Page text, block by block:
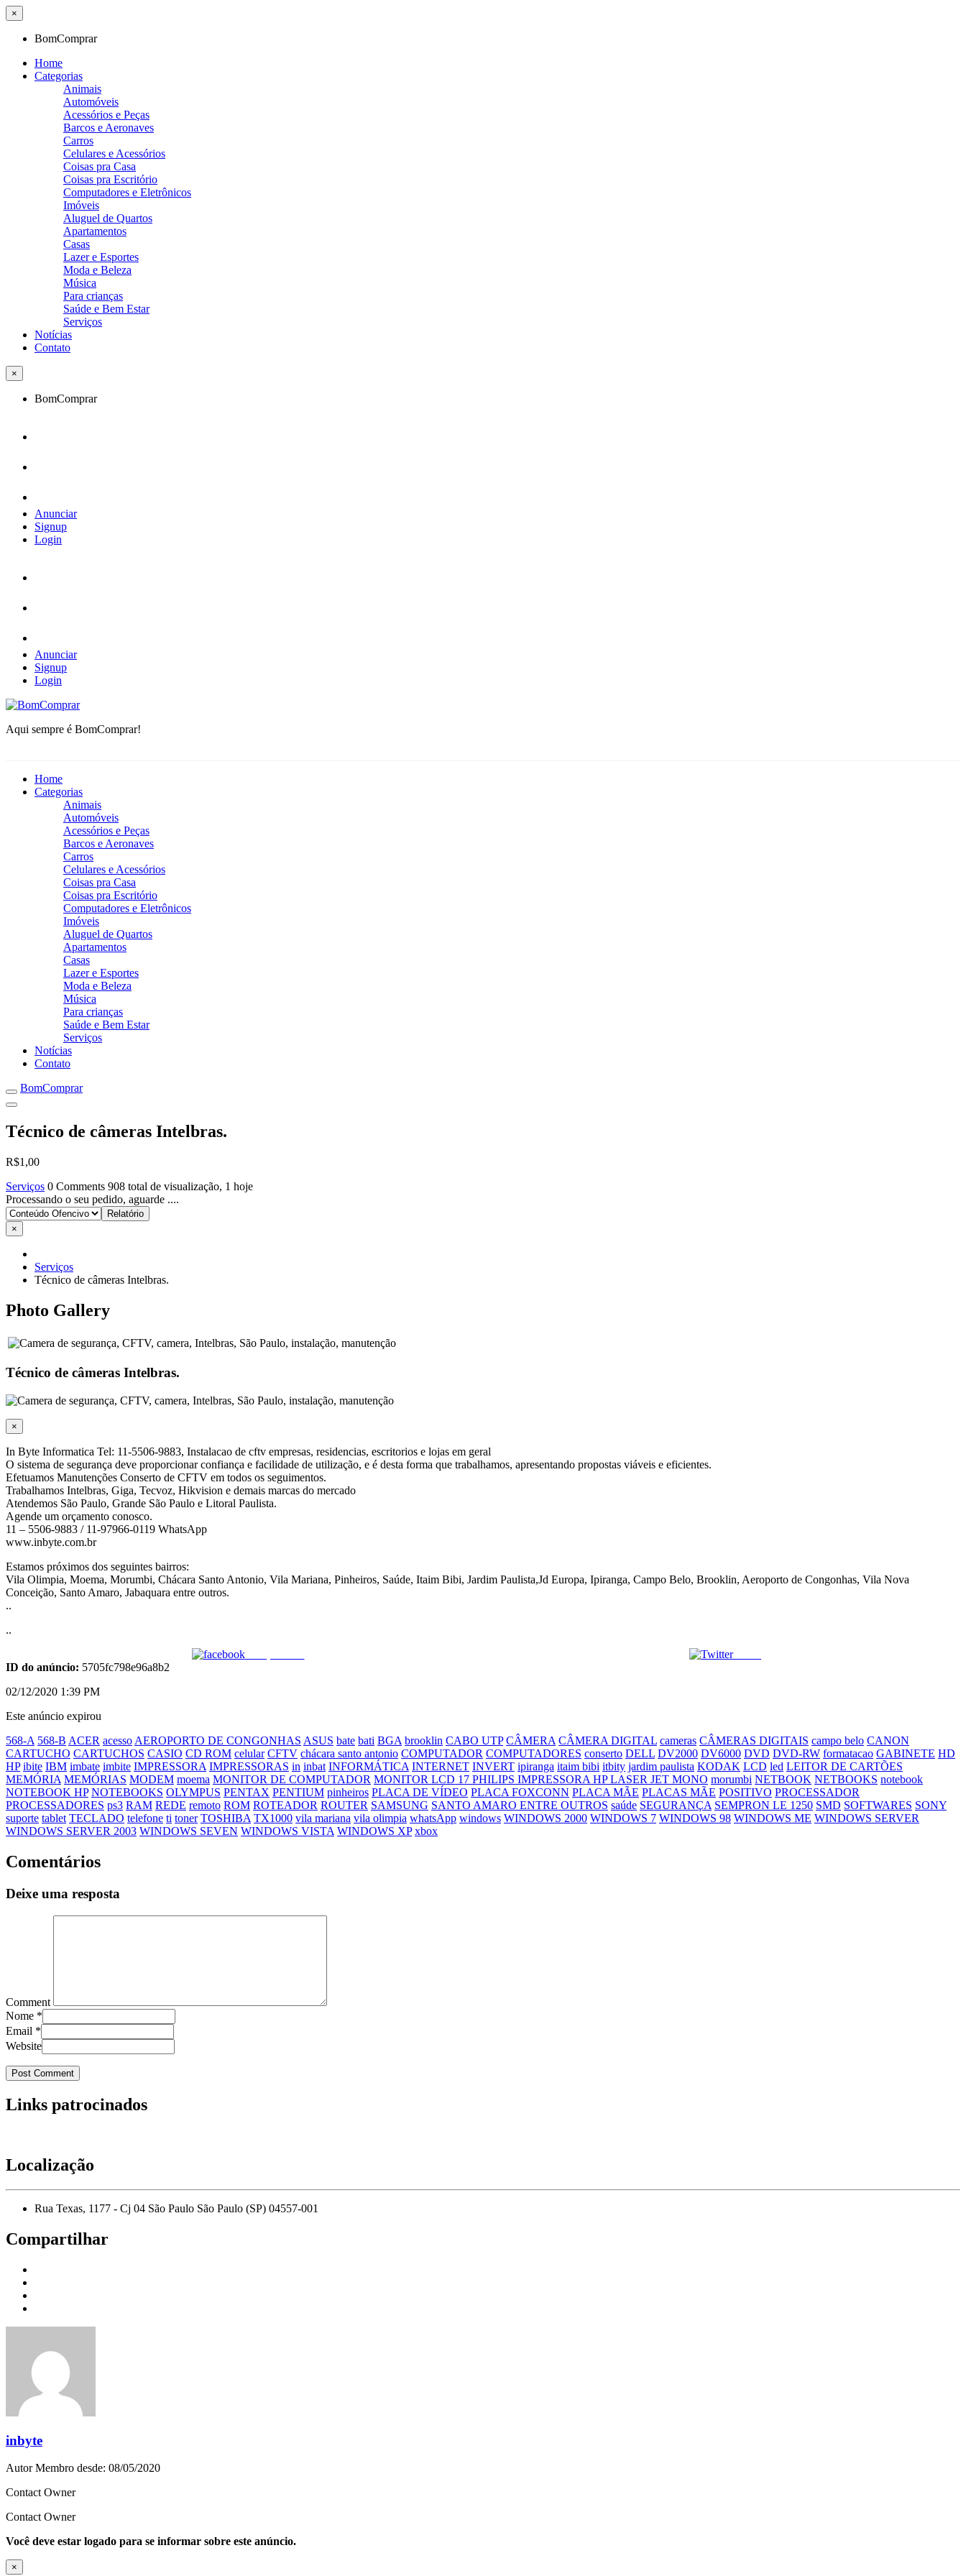
×
BomComprar
Home
Categorias
Animais
Automóveis
Acessórios e Peças
Barcos e Aeronaves
Carros
Celulares e Acessórios
Coisas pra Casa
Coisas pra Escritório
Computadores e Eletrônicos
Imóveis
Aluguel de Quartos
Apartamentos
Casas
Lazer e Esportes
Moda e Beleza
Música
Para crianças
Saúde e Bem Estar
Serviços
Notícias
Contato
×
BomComprar
Anunciar
Signup
Login
Anunciar
Signup
Login
BomComprar
Aqui sempre é BomComprar!
Home
Categorias
Animais
Automóveis
Acessórios e Peças
Barcos e Aeronaves
Carros
Celulares e Acessórios
Coisas pra Casa
Coisas pra Escritório
Computadores e Eletrônicos
Imóveis
Aluguel de Quartos
Apartamentos
Casas
Lazer e Esportes
Moda e Beleza
Música
Para crianças
Saúde e Bem Estar
Serviços
Notícias
Contato
BomComprar
Técnico de câmeras Intelbras.
R$1,00
Serviços 0 Comments 908 total de visualização, 1 hoje
Processando o seu pedido, aguarde ....
×
Serviços
Técnico de câmeras Intelbras.
Photo Gallery
Técnico de câmeras Intelbras.
×
In Byte Informatica Tel: 11-5506-9883, Instalacao de cftv empresas, residencias, escritorios e lojas em geral
O sistema de segurança deve proporcionar confiança e facilidade de utilização, e é desta forma que trabalhamos, apresentando propostas viáveis e eficientes.
Efetuamos Manutenções Conserto de CFTV em todos os seguimentos.
Trabalhamos Intelbras, Giga, Tecvoz, Hikvision e demais marcas do mercado
Atendemos São Paulo, Grande São Paulo e Litoral Paulista.
Agende um orçamento conosco.
11 – 5506-9883 / 11-97966-0119 WhatsApp
www.inbyte.com.br
Estamos próximos dos seguintes bairros:
Vila Olimpia, Moema, Morumbi, Chácara Santo Antonio, Vila Mariana, Pinheiros, Saúde, Itaim Bibi, Jardim Paulista,Jd Europa, Ipiranga, Campo Belo, Brooklin, Aeroporto de Congonhas, Vila Nova
Conceição, Santo Amaro, Jabaquara entre outros.
..
..
Compartilhar
Tweet
ID do anúncio: 5705fc798e96a8b2
02/12/2020 1:39 PM
Este anúncio expirou
568-A 568-B ACER acesso AEROPORTO DE CONGONHAS ASUS bate bati BGA brooklin CABO UTP CÂMERA CÂMERA DIGITAL cameras CÂMERAS DIGITAIS campo belo CANON
CARTUCHO CARTUCHOS CASIO CD ROM celular CFTV chácara santo antonio COMPUTADOR COMPUTADORES conserto DELL DV2000 DV6000 DVD DVD-RW formatacao GABINETE HD
HP ibite IBM imbate imbite IMPRESSORA IMPRESSORAS in inbat INFORMÁTICA INTERNET INVERT ipiranga itaim bibi itbity jardim paulista KODAK LCD led LEITOR DE CARTÕES
MEMÓRIA MEMÓRIAS MODEM moema MONITOR DE COMPUTADOR MONITOR LCD 17 PHILIPS IMPRESSORA HP LASER JET MONO morumbi NETBOOK NETBOOKS notebook
NOTEBOOK HP NOTEBOOKS OLYMPUS PENTAX PENTIUM pinheiros PLACA DE VÍDEO PLACA FOXCONN PLACA MÃE PLACAS MÃE POSITIVO PROCESSADOR
PROCESSADORES ps3 RAM REDE remoto ROM ROTEADOR ROUTER SAMSUNG SANTO AMARO ENTRE OUTROS saúde SEGURANÇA SEMPRON LE 1250 SMD SOFTWARES SONY
suporte tablet TECLADO telefone ti toner TOSHIBA TX1000 vila mariana vila olimpia whatsApp windows WINDOWS 2000 WINDOWS 7 WINDOWS 98 WINDOWS ME WINDOWS SERVER
WINDOWS SERVER 2003 WINDOWS SEVEN WINDOWS VISTA WINDOWS XP xbox
Comentários
Deixe uma resposta
Comment
Nome *
Email *
Website
Links patrocinados
Localização
Rua Texas, 1177 - Cj 04 São Paulo São Paulo (SP) 04557-001
Compartilhar
inbyte
Autor Membro desde: 08/05/2020
Contact Owner
Contact Owner
Você deve estar logado para se informar sobre este anúncio.
×